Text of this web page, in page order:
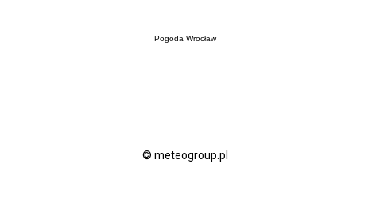
Pogoda Wrocław
© meteogroup.pl